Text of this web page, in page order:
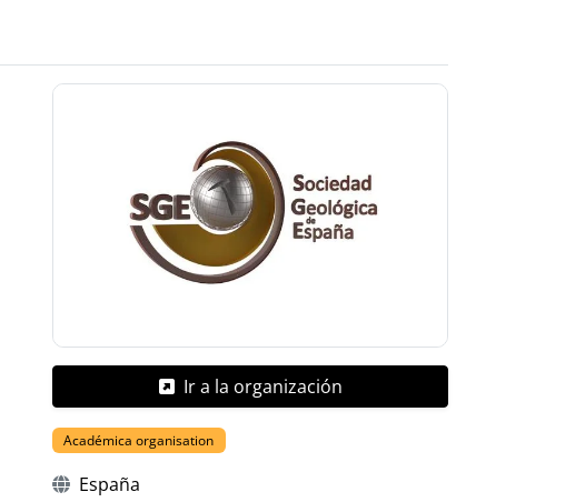
Ir a la organización
Académica organisation
España